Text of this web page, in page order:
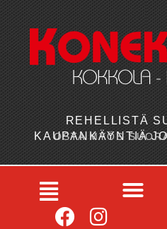
REHELLISTÄ
KAUPANKÄYNTIÄ
OSTA MYÖS